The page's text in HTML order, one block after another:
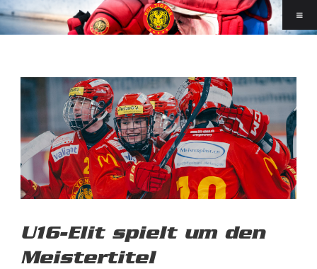
U16-Elit spielt um den
Meistertitel